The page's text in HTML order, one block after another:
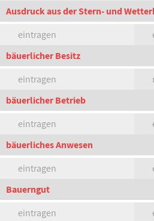
Ausdruck aus der Stern- und
eintragen
bäuerlicher Besitz
eintragen
bäuerlicher Betrieb
eintragen
bäuerliches Anwesen
eintragen
Bauerngut
eintragen